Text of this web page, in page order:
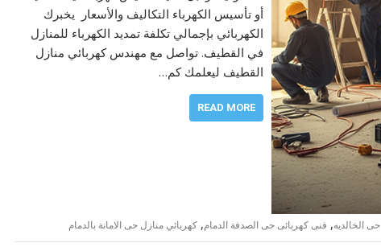
أو تأسيس الكهرباء التكاليف والأسعار يخبرك
الكهربائي بإجمالي تكلفة تمديد الكهرباء للمنازل
في القطيف. تواصل مع مهندس كهربائي منازل
القطيف ليعلمك كم…
READ MORE
الخالديه, فنى كهربائى حى الصدفة الدمام, كهربائي منازل حى الامانة بالدمام